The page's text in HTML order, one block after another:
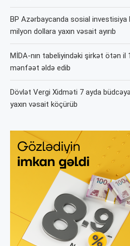
BP Azərbaycanda sosial investisiya
milyon dollara yaxın vəsait ayırıb
MİDA-nın tabeliyindəki şirkət ötən il
mənfəət əldə edib
Dövlət Vergi Xidməti 7 ayda
yaxın vəsait köçürüb